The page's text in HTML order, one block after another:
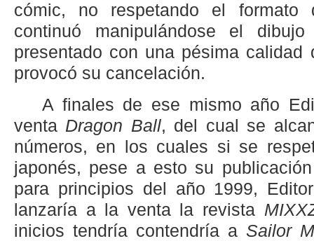
cómic, no respetando el formato
continuó manipulándose el
presentado con una pésima calidad
provocó su cancelación.
A finales de ese mismo año
venta Dragon Ball, del cual se
números, en los cuales si se
japonés, pese a esto su
para principios del año 1999,
lanzaría a la venta la revista
inicios tendría contendría a Sailor